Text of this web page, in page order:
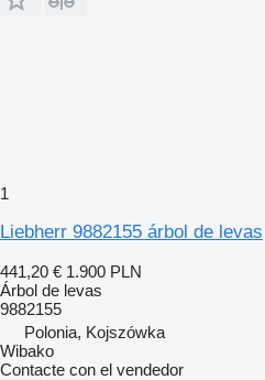
1
Liebherr 9882155 árbol de levas
441,20 € 1.900 PLN
Árbol de levas
9882155
Polonia, Kojszówka
Wibako
Contacte con el vendedor